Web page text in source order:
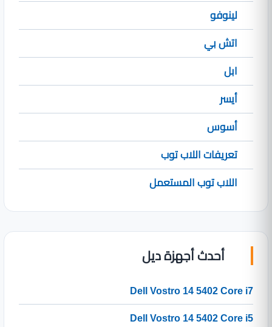
لينوفو
اتش بي
ابل
أيسر
أسوس
تعريفات اللاب توب
اللاب توب المستعمل
أحدث أجهزة ديل
Dell Vostro 14 5402 Core i7
Dell Vostro 14 5402 Core i5